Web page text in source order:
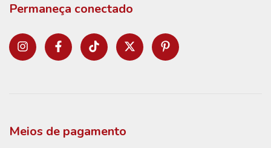
Permaneça conectado
Meios de pagamento